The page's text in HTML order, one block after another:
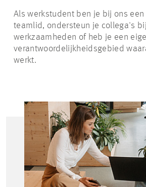
Als werkstudent ben je bij ons
teamlid, ondersteun je collega's
werkzaamheden of heb je een
verantwoordelijkheidsgebied
werkt.